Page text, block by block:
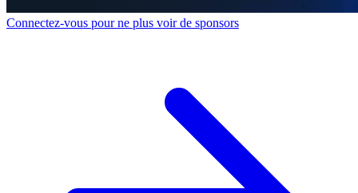
Connectez-vous pour ne plus voir de sponsors